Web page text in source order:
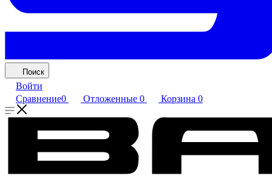
Поиск
Войти
Сравнение0 Отложенные 0 Корзина 0